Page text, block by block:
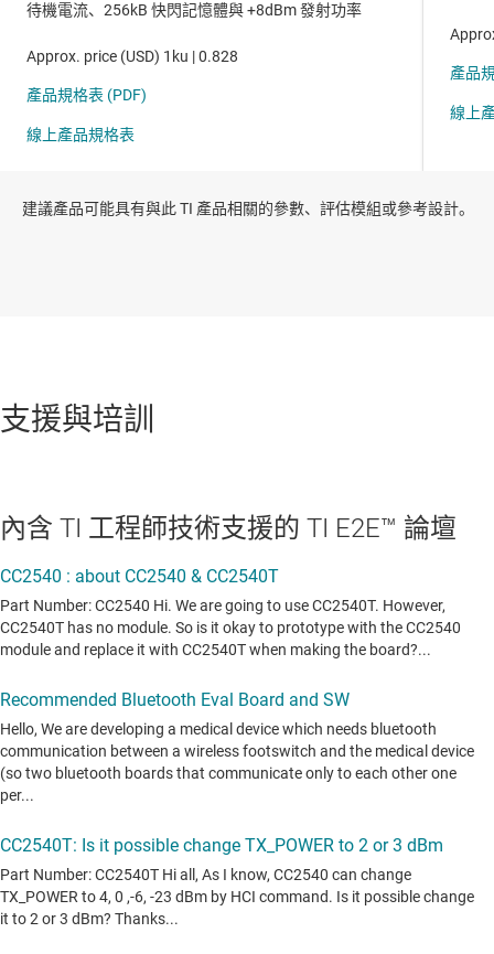
建議產品可能具有與此 TI 產品相關的參數、評估模組或參考設計。
支援與培訓
內含 TI 工程師技術支援的 TI E2E™ 論壇